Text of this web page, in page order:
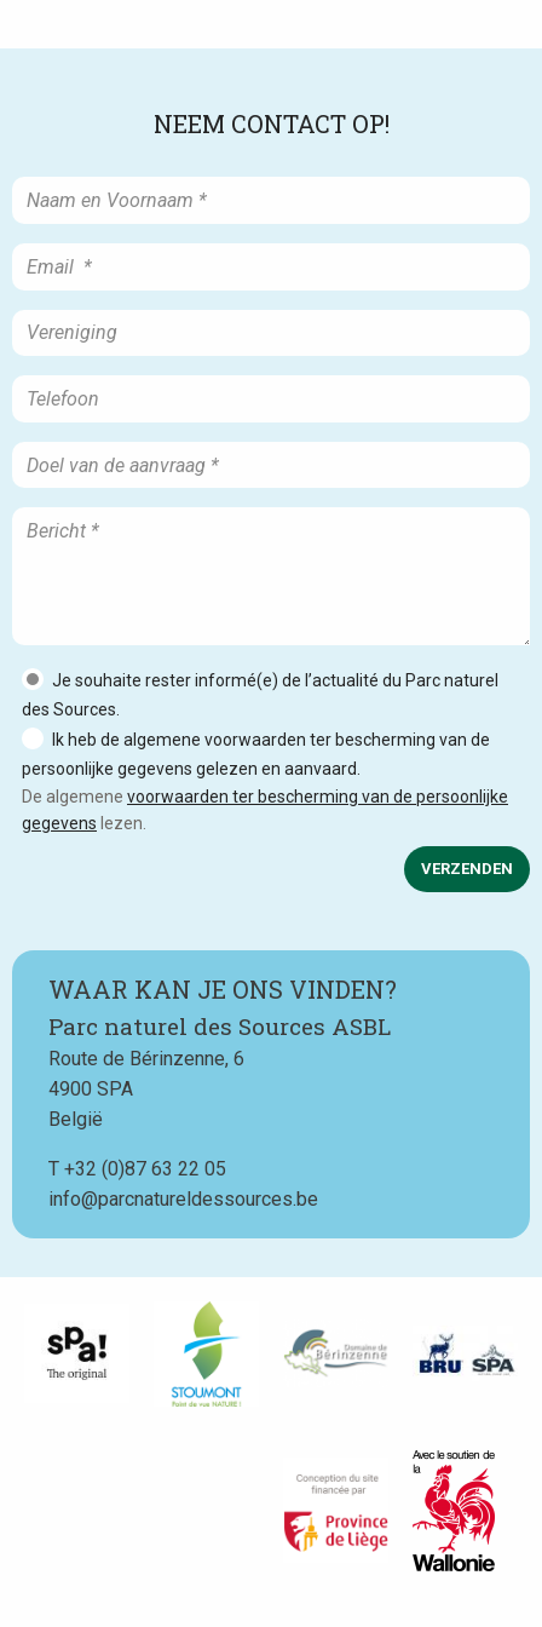
NEEM CONTACT OP!
Je souhaite rester informé(e) de l’actualité du Parc naturel
des Sources.
Ik heb de algemene voorwaarden ter bescherming van de
persoonlijke gegevens gelezen en aanvaard.
De algemene voorwaarden ter bescherming van de persoonlijke
gegevens lezen.
VERZENDEN
WAAR KAN JE ONS VINDEN?
Parc naturel des Sources ASBL
Route de Bérinzenne, 6
4900 SPA
België
T Téléphone
+32 (0)87 63 22 05
info@parcnatureldessources.be